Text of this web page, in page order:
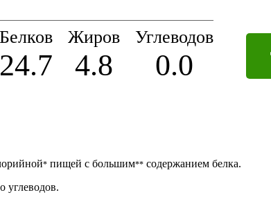
Белков
24.7
Жиров
4.8
Углеводов
0.0
*пищей с большим**содержанием белка.
углеводов.